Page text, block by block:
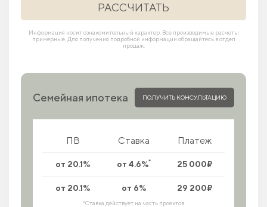
РАССЧИТАТЬ
Информация носит ознакомительный характер. Все производимые расчеты
примерные. Для получения подробной информации обращайтесь в отдел
продаж.
Семейная ипотека ПОЛУЧИТЬ КОНСУЛЬТАЦИЮ
ПВ Ставка Платеж
от 20.1% от 4.6%* 25 000₽
от 20.1% от 6% 29 200₽
*Ставка действует на часть проектов